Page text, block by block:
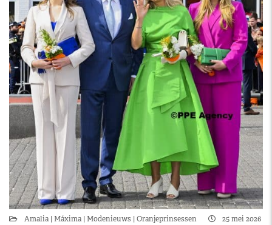
Amalia Máxima Modenieuws Oranjeprinsessen
25 mei 2026